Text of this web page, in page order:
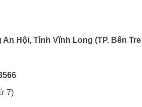
Hội, Tỉnh Vĩnh Long (TP. Bến
7)